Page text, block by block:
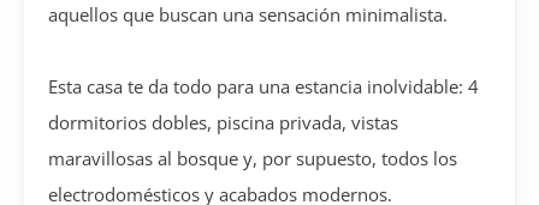
aquellos que buscan una sensación minimalista.
Esta casa te da todo para una estancia inolvidable: 4
dormitorios dobles, piscina privada, vistas
maravillosas al bosque y, por supuesto, todos los
electrodomésticos y acabados modernos.